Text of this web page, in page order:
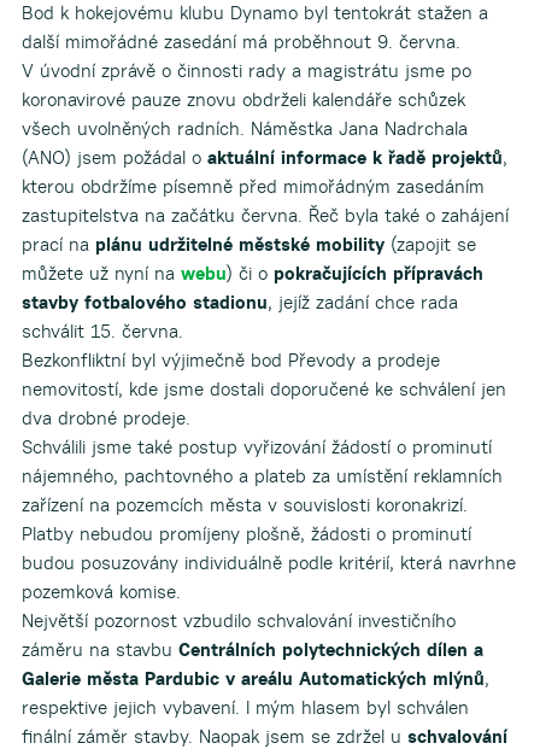
Bod k hokejovému klubu Dynamo byl tentokrát stažen a
další mimořádné zasedání má proběhnout 9. června.
V úvodní zprávě o činnosti rady a magistrátu jsme po
koronavirové pauze znovu obdrželi kalendáře schůzek
všech uvolněných radních. Náměstka Jana Nadrchala
(ANO) jsem požádal o aktuální informace k řadě projektů,
kterou obdržíme písemně před mimořádným zasedáním
zastupitelstva na začátku června. Řeč byla také o zahájení
prací na plánu udržitelné městské mobility(zapojit se
můžete už nyní na webu) či o pokračujících přípravách
stavby fotbalového stadionu, jejíž zadání chce rada
schválit 15. června.
Bezkonfliktní byl výjimečně bod Převody a prodeje
nemovitostí, kde jsme dostali doporučené ke schválení jen
dva drobné prodeje.
Schválili jsme také postup vyřizování žádostí o prominutí
nájemného, pachtovného a plateb za umístění reklamních
zařízení na pozemcích města v souvislosti koronakrizí.
Platby nebudou promíjeny plošně, žádosti o prominutí
budou posuzovány individuálně podle kritérií, která navrhne
pozemková komise.
Největší pozornost vzbudilo schvalování investičního
záměru na stavbu Centrálních polytechnických dílen a
Galerie města Pardubic v areálu Automatických mlýnů,
respektive jejich vybavení. I mým hlasem byl schválen
finální záměr stavby. Naopak jsem se zdržel u schvalování